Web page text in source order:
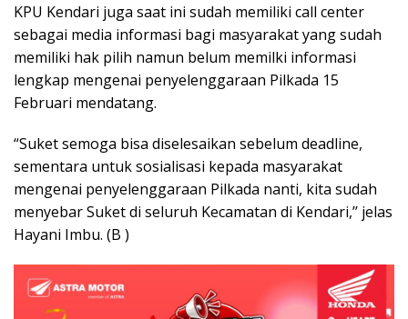
KPU Kendari juga saat ini sudah memiliki call center
sebagai media informasi bagi masyarakat yang sudah
memiliki hak pilih namun belum memilki informasi
lengkap mengenai penyelenggaraan Pilkada 15
Februari mendatang.
“Suket semoga bisa diselesaikan sebelum deadline,
sementara untuk sosialisasi kepada masyarakat
mengenai penyelenggaraan Pilkada nanti, kita sudah
menyebar Suket di seluruh Kecamatan di Kendari,’’ jelas
Hayani Imbu. (B )